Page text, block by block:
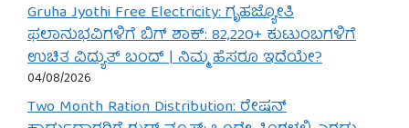
Gruha Jyothi Free Electricity: ಗೃಹಜ್ಯೋತಿ
ಫಲಾನುಭವಿಗಳಿಗೆ ಬಿಗ್ ಶಾಕ್: 82,220+ ಕುಟುಂಬಗಳಿಗೆ
ಉಚಿತ ವಿದ್ಯುತ್ ಬಂದ್ | ನಿಮ್ಮ ಹೆಸರೂ ಇದೆಯೇ?
04/08/2026
Two Month Ration Distribution: ರೇಷನ್